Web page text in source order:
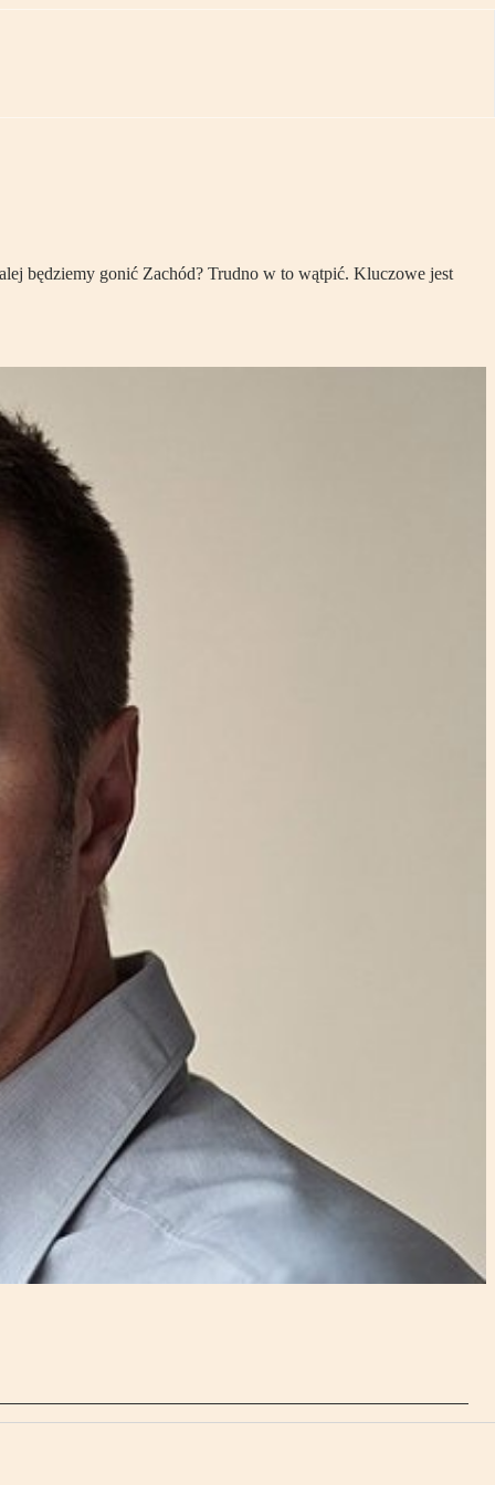
będziemy gonić Zachód? Trudno w to wątpić. Kluczowe jest